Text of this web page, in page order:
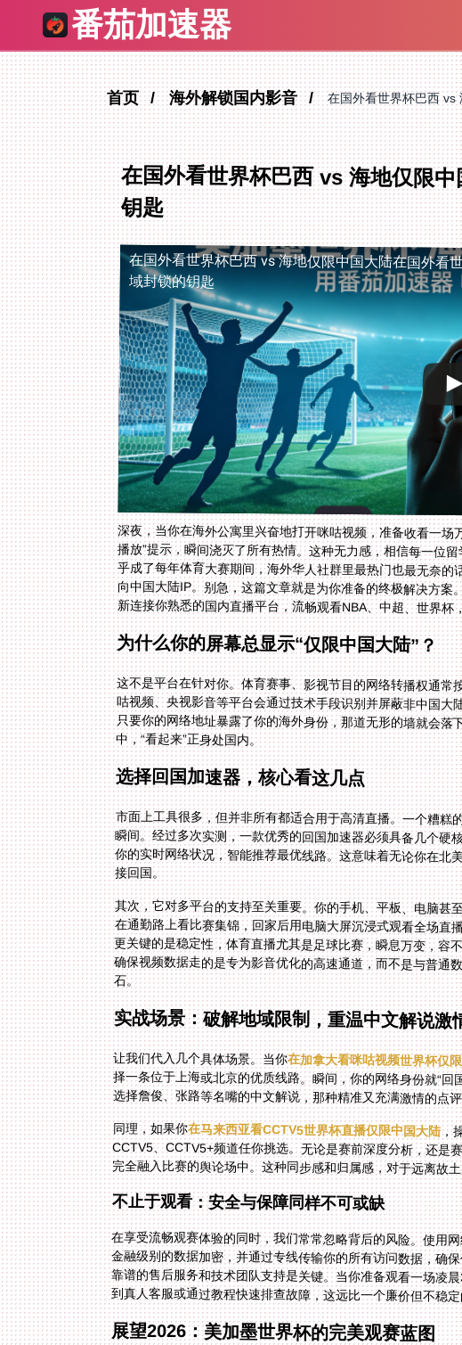
番茄加速器
首页 海外解锁国内影音 在国外看世界杯巴西 vs
在国外看世界杯巴西 vs 海地仅限
钥匙
在国外看世界杯巴西 vs 海地仅限中国大陆在国外看
域封锁的钥匙
深夜，当你在海外公寓里兴奋地打开咪咕视频，准备收看一
播放”提示，瞬间浇灭了所有热情。这种无力感，相信每一位
乎成了每年体育大赛期间，海外华人社群里最热门也最无奈
向中国大陆IP。别急，这篇文章就是为你准备的终极解决方
新连接你熟悉的国内直播平台，流畅观看NBA、中超、世界杯
为什么你的屏幕总显示“仅限中国大陆”？
这不是平台在针对你。体育赛事、影视节目的网络转播权通
咕视频、央视影音等平台会通过技术手段识别并屏蔽非中国
只要你的网络地址暴露了你的海外身份，那道无形的墙就会
中，“看起来”正身处国内。
选择回国加速器，核心看这几点
市面上工具很多，但并非所有都适合用于高清直播。一个糟
瞬间。经过多次实测，一款优秀的回国加速器必须具备几个
你的实时网络状况，智能推荐最优线路。这意味着无论你在
接回国。
其次，它对多平台的支持至关重要。你的手机、平板、电脑甚
在通勤路上看比赛集锦，回家后用电脑大屏沉浸式观看全场直
更关键的是稳定性，体育直播尤其是足球比赛，瞬息万变，容
确保视频数据走的是专为影音优化的高速通道，而不是与普
石。
实战场景：破解地域限制，重温中文解说激
让我们代入几个具体场景。当你在加拿大看咪咕视频世界杯仅
选择詹俊、张路等名嘴的中文解说，那种精准又充满激情的点
同理，如果你在马来西亚看CCTV5世界杯直播仅限中国大陆，
CCTV5
完全融入比赛的舆论场中。这种同步感和归属感，对于远离故
不止于观看：安全与保障同样不可或缺
在享受流畅观赛体验的同时，我们常常忽略背后的风险。使用
金融级别的数据加密，并通过专线传输你的所有访问数据，确
靠谱的售后服务和技术团队支持是关键。当你准备观看一场
到真人客服或通过教程快速排查故障，这远比一个廉价但不稳
展望2026：美加墨世界杯的完美观赛蓝图